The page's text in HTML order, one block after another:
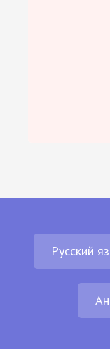
Русский